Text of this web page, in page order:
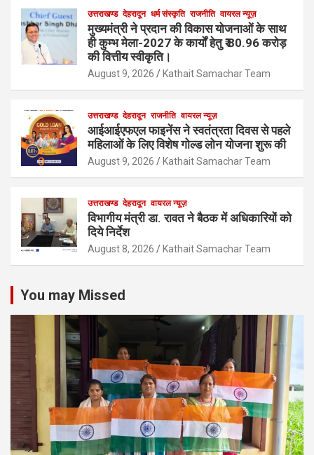
उत्तराखण्ड देहरादून धर्म संस्कृति राजनीति वायरल न्यूज़
मुख्यमंत्री ने प्रदान की विकास योजनाओं के साथ
ही कुम्भ मेला-2027 के कार्यों हेतु ₹ 80.96 करोड़
की वित्तीय स्वीकृति।
August 9, 2026 Kathait Samachar Team
उत्तराखण्ड देहरादून राजनीति वायरल न्यूज़
आईआईएफएल फाइनेंस ने स्वतंत्रता दिवस से पहले
महिलाओं के लिए विशेष गोल्ड लोन योजना शुरू की
August 9, 2026 Kathait Samachar Team
उत्तराखण्ड देहरादून वायरल न्यूज़
विभागीय मंत्री डा. रावत ने बैठक में अधिकारियों को
दिये निर्देश
August 8, 2026 Kathait Samachar Team
You may Missed